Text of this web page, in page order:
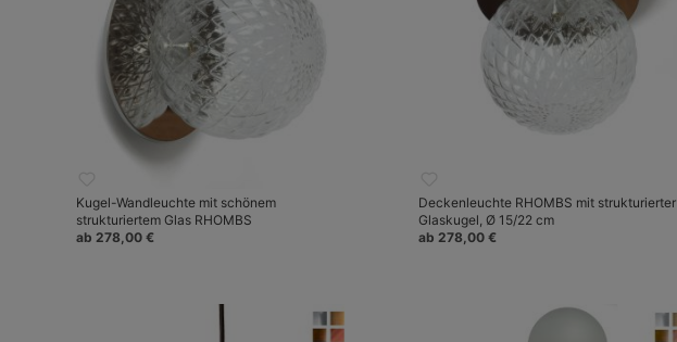
Kugel-Wandleuchte mit schönem
strukturiertem Glas RHOMBS
ab 278,00 €
Deckenleuchte RHOMBS mit strukturierter
Glaskugel, Ø 15/22 cm
ab 278,00 €